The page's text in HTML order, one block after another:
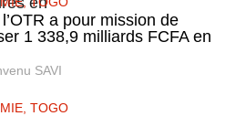
a pour mission de
1 338,9 milliards FCFA en
SAVI
TOGO